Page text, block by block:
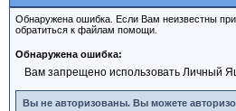
Обнаружена ошибка. Если Вам неизвестны
обратиться к файлам помощи.
Обнаружена ошибка:
Вам запрещено использовать Личный
Вы не авторизованы. Вы можете